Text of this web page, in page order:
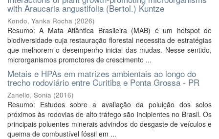
with Araucaria angustifolia (Bertol.) Kuntze
Kondo, Yanka Rocha (2026)
Resumo: A Mata Atlântica Brasileira (MAB) é um hotspot de
biodiversidade cuja restauração florestal necessita de estratégias
que melhorem o desempenho inicial das mudas. Nesse sentido,
microrganismos promotores de crescimento ...
Metais e HPAs em matrizes ambientais ao longo do
trecho rodoviário entre Curitiba e Ponta Grossa - PR
Zanello, Sonia (2016)
Resumo: Estudos sobre a avaliação da poluição dos solos
próximos às rodovias de alto tráfego são incipientes no Brasil. Os
principais poluentes minerais advindos do desgaste de veículos e
queima de combustível fóssil em ...